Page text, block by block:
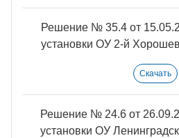
Решение № 35.4 от
установки ОУ 2-й
Скачать
Решение № 24.6 от
установки ОУ